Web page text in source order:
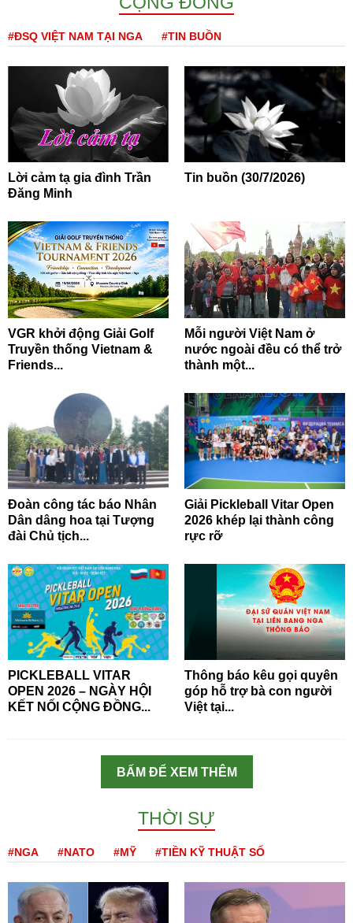
#ĐSQ VIỆT NAM TẠI NGA #TIN BUỒN
Lời cảm tạ gia đình Trần
Đăng Minh
Tin buồn (30/7/2026)
VGR khởi động Giải Golf
Truyền thống Vietnam &
Friends...
Mỗi người Việt Nam ở
nước ngoài đều có thể trở
thành một...
Đoàn công tác báo Nhân
Dân dâng hoa tại Tượng
đài Chủ tịch...
Giải Pickleball Vitar Open
2026 khép lại thành công
rực rỡ
PICKLEBALL VITAR
OPEN 2026 – NGÀY HỘI
KẾT NỐI CỘNG ĐỒNG...
Thông báo kêu gọi quyên
góp hỗ trợ bà con người
Việt tại...
BẤM ĐỂ XEM THÊM
THỜI SỰ
#NGA #NATO #MỸ #TIỀN KỸ THUẬT SỐ